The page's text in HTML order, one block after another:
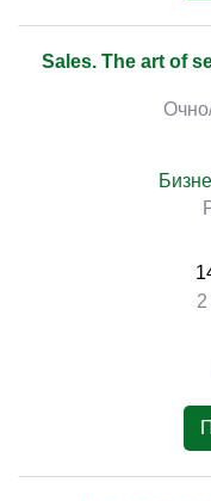
Sales. The art of